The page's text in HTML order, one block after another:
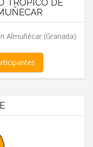
TRÓPICO DE
Almuñécar (Granada)